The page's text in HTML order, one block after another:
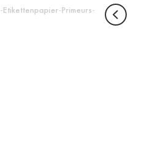
-Etikettenpapier-Primeurs-